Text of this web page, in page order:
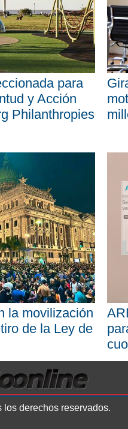
para
y Acción
Philanthropies
la movilización
de la Ley de
los derechos reservados.